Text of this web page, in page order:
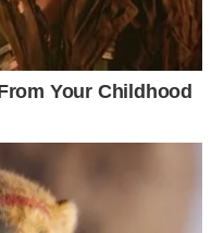
з мілкими отвороми,
сіль, розтоплене
і накрити рушником.
до рук, використовуйте
притрусити робочу